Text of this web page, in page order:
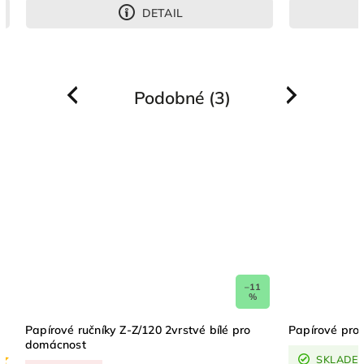
Podobné (3)
Previous
ručníky Z-Z/120 2vrstvé bílé pro
Papírové prostěradlo
(>5 ks)
Next